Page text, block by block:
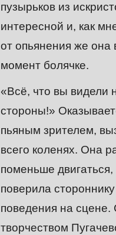
пузырьков из
интересной и, как
от опьянения же она
момент болячке.
«Всё, что вы видели
стороны!»
пьяным зрителем,
всего коленях. Она
поменьше
поверила
поведения на
творчеством